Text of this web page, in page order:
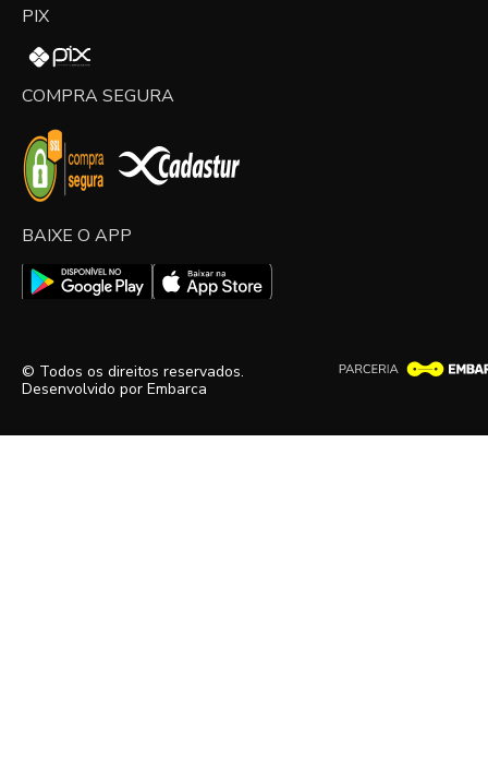
PIX
COMPRA SEGURA
BAIXE O APP
© Todos os direitos reservados.
Desenvolvido por Embarca